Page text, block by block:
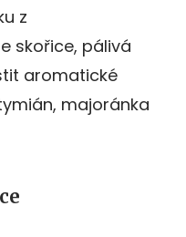
z
skořice, pálivá
aromatické
majoránka